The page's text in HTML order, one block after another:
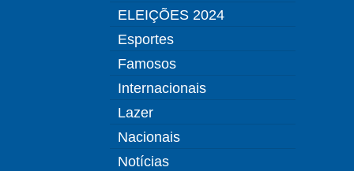
ELEIÇÕES 2024
Esportes
Famosos
Internacionais
Lazer
Nacionais
Notícias